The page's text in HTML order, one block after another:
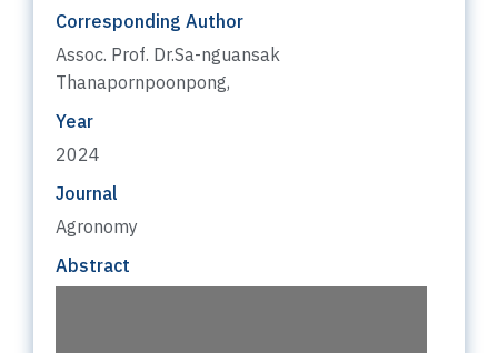
Corresponding Author
Assoc. Prof. Dr.Sa-nguansak
Thanapornpoonpong,
Year
2024
Journal
Agronomy
Abstract